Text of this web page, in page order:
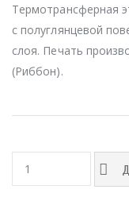
Термотрансферная
с полуглянцевой
слоя. Печать
(Риббон).